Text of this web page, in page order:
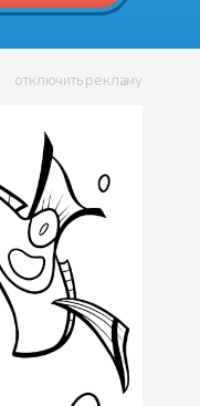
отключить рекламу